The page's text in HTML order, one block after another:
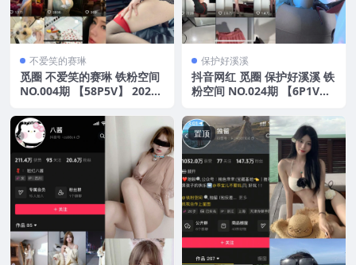
不爱笑的赛琳
觅圈 不爱笑的赛琳 铁粉空间
NO.004期 【58P5V】 2025
保护好溪溪
抖音网红 觅圈 保护好溪溪 铁
粉空间 NO.024期 【6P1V】
置顶